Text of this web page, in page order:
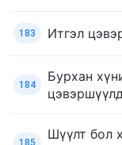
183 Итгэл
184
Бурхан
185
Шүүлт бол